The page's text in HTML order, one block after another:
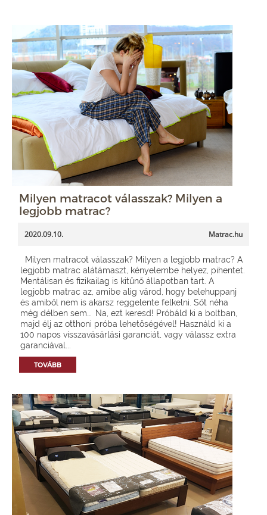
Milyen matracot válasszak? Milyen a
legjobb matrac?
2020.09.10. Matrac.hu
Milyen matracot válasszak? Milyen a legjobb matrac? A
legjobb matrac alátámaszt, kényelembe helyez, pihentet.
Mentálisan és fizikailag is kitűnő állapotban tart. A
legjobb matrac az, amibe alig várod, hogy belehuppanj
és amiből nem is akarsz reggelente felkelni. Sőt néha
még délben sem… Na, ezt keresd! Próbáld ki a boltban,
majd élj az otthoni próba lehetőségével! Használd ki a
100 napos visszavásárlási garanciát, vagy válassz extra
garanciával...
TOVÁBB